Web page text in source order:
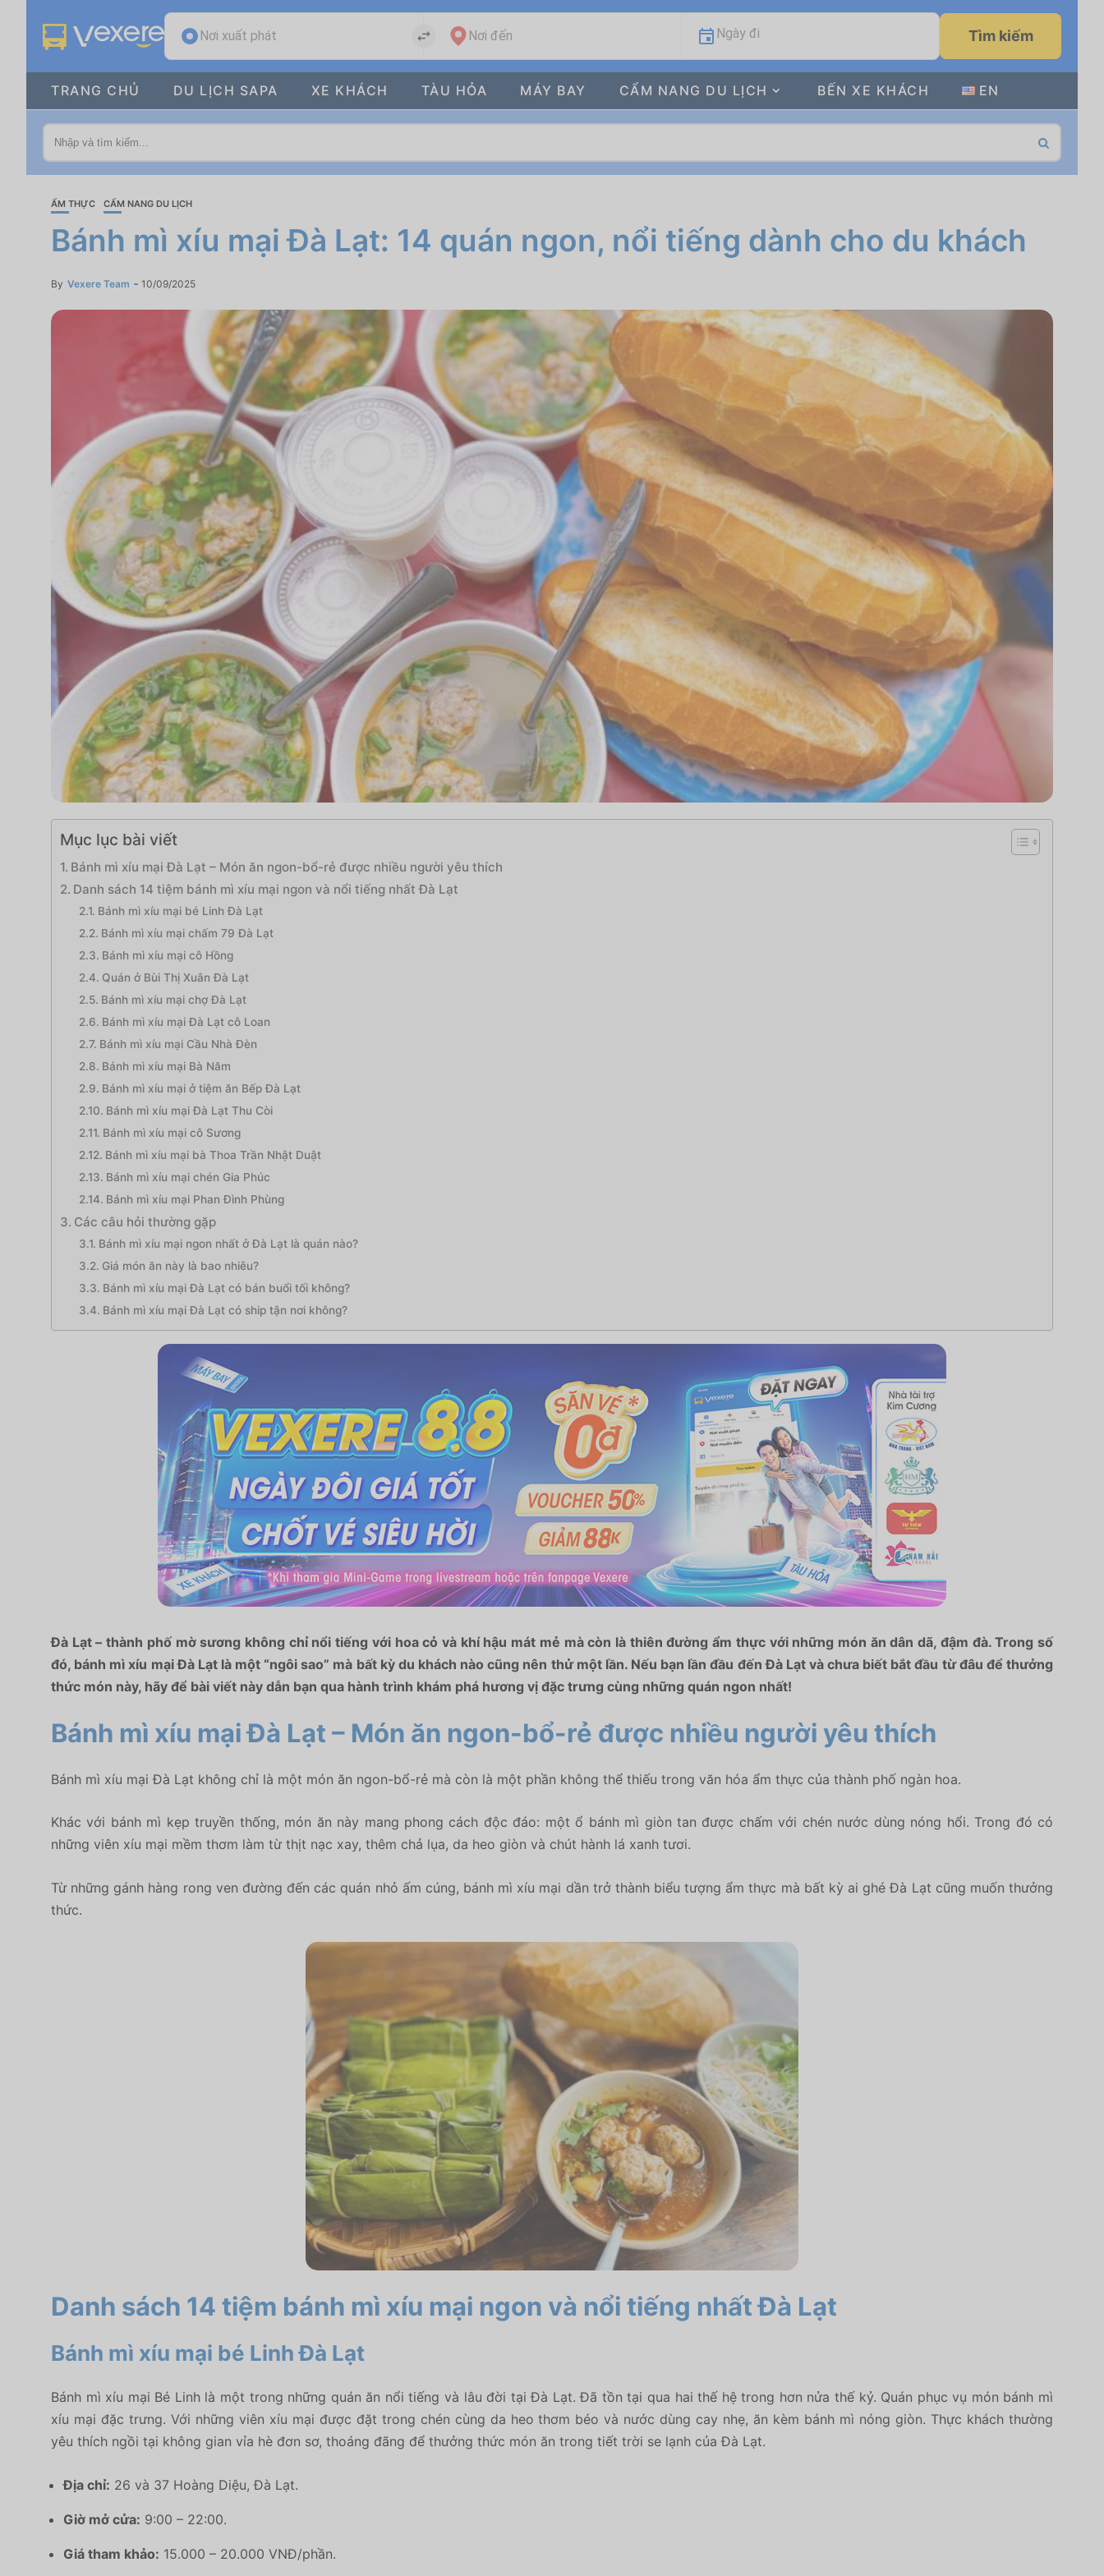
Nơi xuất phát Nơi đến Ngày đi Tìm kiếm
TRANG CHỦ DU LỊCH SAPA XE KHÁCH TÀU HỎA MÁY BAY CẨM NANG DU LỊCH BẾN XE KHÁCH EN
ẨM THỰC CẨM NANG DU LỊCH
Bánh mì xíu mại Đà Lạt: 14 quán ngon, nổi tiếng dành cho du khách
By Vexere Team 10/09/2025
Mục lục bài viết
Bánh mì xíu mại Đà Lạt – Món ăn ngon-bổ-rẻ được nhiều người yêu thích
Danh sách 14 tiệm bánh mì xíu mại ngon và nổi tiếng nhất Đà Lạt
Bánh mì xíu mại bé Linh Đà Lạt
Bánh mì xíu mại chấm 79 Đà Lạt
Bánh mì xíu mại cô Hồng
Quán ở Bùi Thị Xuân Đà Lạt
Bánh mì xíu mại chợ Đà Lạt
Bánh mì xíu mại Đà Lạt cô Loan
Bánh mì xíu mại Cầu Nhà Đèn
Bánh mì xíu mại Bà Năm
Bánh mì xíu mại ở tiệm ăn Bếp Đà Lạt
Bánh mì xíu mại Đà Lạt Thu Còi
Bánh mì xíu mại cô Sương
Bánh mì xíu mại bà Thoa Trần Nhật Duật
Bánh mì xíu mại chén Gia Phúc
Bánh mì xíu mại Phan Đình Phùng
Các câu hỏi thường gặp
Bánh mì xíu mại ngon nhất ở Đà Lạt là quán nào?
Giá món ăn này là bao nhiêu?
Bánh mì xíu mại Đà Lạt có bán buổi tối không?
Bánh mì xíu mại Đà Lạt có ship tận nơi không?
Đà Lạt – thành phố mờ sương không chỉ nổi tiếng với hoa cỏ và khí hậu mát mẻ mà còn là thiên đường ẩm thực với những món ăn dân dã, đậm đà. Trong số
đó, bánh mì xíu mại Đà Lạt là một “ngôi sao” mà bất kỳ du khách nào cũng nên thử một lần. Nếu bạn lần đầu đến Đà Lạt và chưa biết bắt đầu từ đâu để thưởng
thức món này, hãy để bài viết này dẫn bạn qua hành trình khám phá hương vị đặc trưng cùng những quán ngon nhất!
Bánh mì xíu mại Đà Lạt – Món ăn ngon-bổ-rẻ được nhiều người yêu thích
Bánh mì xíu mại Đà Lạt không chỉ là một món ăn ngon-bổ-rẻ mà còn là một phần không thể thiếu trong văn hóa ẩm thực của thành phố ngàn hoa.
Khác với bánh mì kẹp truyền thống, món ăn này mang phong cách độc đáo: một ổ bánh mì giòn tan được chấm với chén nước dùng nóng hổi. Trong đó có
những viên xíu mại mềm thơm làm từ thịt nạc xay, thêm chả lụa, da heo giòn và chút hành lá xanh tươi.
Từ những gánh hàng rong ven đường đến các quán nhỏ ấm cúng, bánh mì xíu mại dần trở thành biểu tượng ẩm thực mà bất kỳ ai ghé Đà Lạt cũng muốn thưởng
thức.
Danh sách 14 tiệm bánh mì xíu mại ngon và nổi tiếng nhất Đà Lạt
Bánh mì xíu mại bé Linh Đà Lạt
Bánh mì xíu mại Bé Linh là một trong những quán ăn nổi tiếng và lâu đời tại Đà Lạt. Đã tồn tại qua hai thế hệ trong hơn nửa thế kỷ. Quán phục vụ món bánh mì
xíu mại đặc trưng. Với những viên xíu mại được đặt trong chén cùng da heo thơm béo và nước dùng cay nhẹ, ăn kèm bánh mì nóng giòn. Thực khách thường
yêu thích ngồi tại không gian vỉa hè đơn sơ, thoáng đãng để thưởng thức món ăn trong tiết trời se lạnh của Đà Lạt. ​
Địa chỉ: 26 và 37 Hoàng Diệu, Đà Lạt.
Giờ mở cửa: 9:00 – 22:00.
Giá tham khảo: 15.000 – 20.000 VNĐ/phần.